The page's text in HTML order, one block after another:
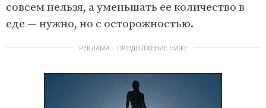
совсем нельзя, а уменьшать ее количество в
еде — нужно, но с осторожностью.
РЕКЛАМА – ПРОДОЛЖЕНИЕ НИЖЕ